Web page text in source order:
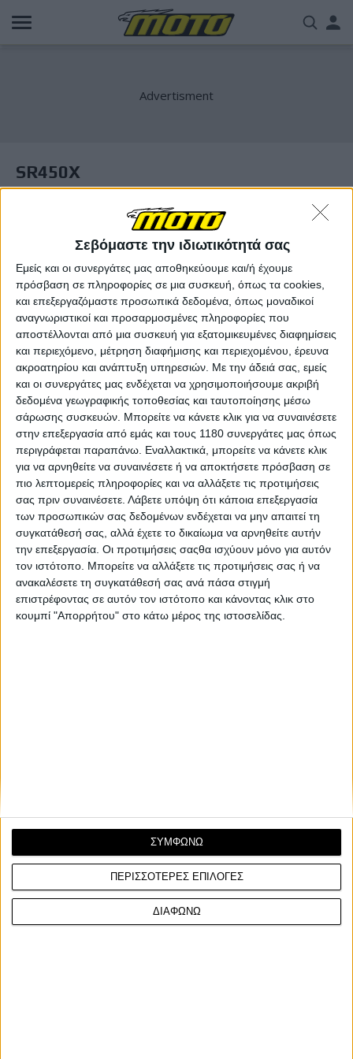
Σεβόμαστε την ιδιωτικότητά σας
Εμείς και οι συνεργάτες μας αποθηκεύουμε και/ή έχουμε
πρόσβαση σε πληροφορίες σε μια συσκευή, όπως τα cookies,
και επεξεργαζόμαστε προσωπικά δεδομένα, όπως μοναδικοί
αναγνωριστικοί και προσαρμοσμένες πληροφορίες που
αποστέλλονται από μια συσκευή για εξατομικευμένες διαφημίσεις
και περιεχόμενο, μέτρηση διαφήμισης και περιεχομένου, έρευνα
ακροατηρίου και ανάπτυξη υπηρεσιών. Με την άδειά σας, εμείς
και οι συνεργάτες μας ενδέχεται να χρησιμοποιήσουμε ακριβή
δεδομένα γεωγραφικής τοποθεσίας και ταυτοποίησης μέσω
σάρωσης συσκευών. Μπορείτε να κάνετε κλικ για να συναινέσετε
στην επεξεργασία από εμάς και τους 1180 συνεργάτες μας όπως
περιγράφεται παραπάνω. Εναλλακτικά, μπορείτε να κάνετε κλικ
για να αρνηθείτε να συναινέσετε ή να αποκτήσετε πρόσβαση σε
πιο λεπτομερείς πληροφορίες και να αλλάξετε τις προτιμήσεις
σας πριν συναινέσετε. Λάβετε υπόψη ότι κάποια επεξεργασία
των προσωπικών σας δεδομένων ενδέχεται να μην απαιτεί τη
συγκατάθεσή σας, αλλά έχετε το δικαίωμα να αρνηθείτε αυτήν
την επεξεργασία. Οι προτιμήσεις σαςθα ισχύουν μόνο για αυτόν
τον ιστότοπο. Μπορείτε να αλλάξετε τις προτιμήσεις σας ή να
ανακαλέσετε τη συγκατάθεσή σας ανά πάσα στιγμή
επιστρέφοντας σε αυτόν τον ιστότοπο και κάνοντας κλικ στο
κουμπί "Απορρήτου" στο κάτω μέρος της ιστοσελίδας.
ΠΕΡΙΣΣΟΤΕΡΕΣ ΕΠΙΛΟΓΕΣ
ΔΙΑΦΩΝΩ
ΣΥΜΦΩΝΩ
Παράκαμψη
προς
SR450X
Νέα Μοντέλα 15/7/2026
Cyclone RT400 – Νέο σκούτερ με τον δικύλινδρο
κινητήρα του Voge SR450X
Η εταιρεία που ήρθε στα τέλη της περασμένης χρονιάς στην
Ελλάδα μέσω της Mototrend (KYMCO, Voge, Yadea, TGB,
Gemini) ετοιμάζεται να λανσάρει στην Κίνα ένα
ολοκαίνουργιο σκούτερ, το μεγαλύτερο σε κυβισ...
Επικαιρότητα
Voge SR450X – Άνοιξαν οι προπαραγγελίες με
έκπτωση ανάλογη της προκαταβολής – Πότε
προβλέπονται παραδόσεις
Αν κρίνουμε από τις αντιδράσεις του κοινού στην πρόσφατη